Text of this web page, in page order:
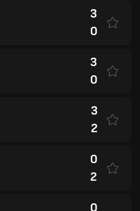
3
0
3
0
3
2
0
2
0